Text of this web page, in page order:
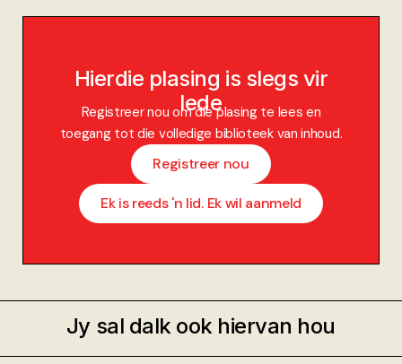
Hierdie plasing is slegs vir
lede
Registreer nou om die plasing te lees en
toegang tot die volledige biblioteek van inhoud.
Registreer nou
Ek is reeds 'n lid. Ek wil aanmeld
Jy sal dalk ook hiervan hou